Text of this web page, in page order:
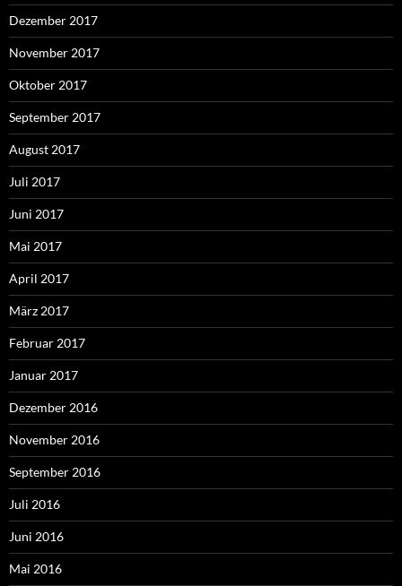
Dezember 2017
November 2017
Oktober 2017
September 2017
August 2017
Juli 2017
Juni 2017
Mai 2017
April 2017
März 2017
Februar 2017
Januar 2017
Dezember 2016
November 2016
September 2016
Juli 2016
Juni 2016
Mai 2016